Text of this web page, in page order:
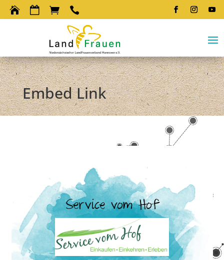
   
Embed Link
Service vom Hof